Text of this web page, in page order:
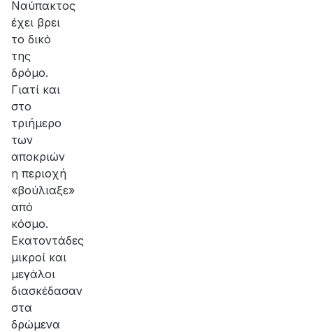
Ναύπακτος
έχει βρει
το δικό
της
δρόμο.
Γιατί και
στο
τριήμερο
των
αποκριών
η περιοχή
«βούλιαξε»
από
κόσμο.
Εκατοντάδες
μικροί και
μεγάλοι
διασκέδασαν
στα
δρώμενα